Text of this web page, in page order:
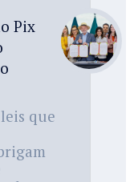
Pix
que